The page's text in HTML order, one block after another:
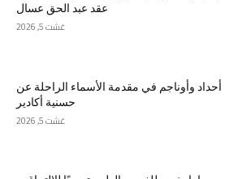
عقد عبد الحق عسال
غشت 5, 2026
أحداد وأوناجم في مقدمة الأسماء الراحلة عن
حسنية أكادير
غشت 5, 2026